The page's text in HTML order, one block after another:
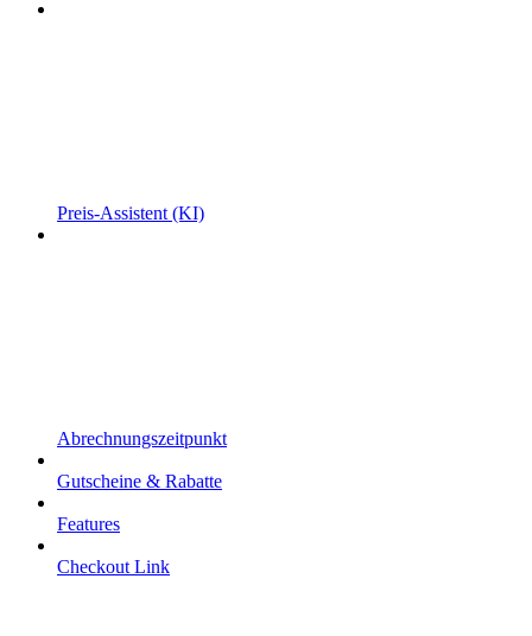
Preis-Assistent (KI)
Abrechnungszeitpunkt
Gutscheine & Rabatte
Features
Checkout Link